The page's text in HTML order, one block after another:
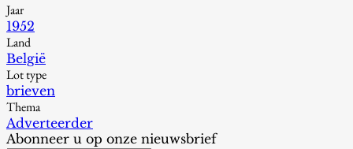
Jaar
1952
Land
België
Lot type
brieven
Thema
Adverteerder
Abonneer u op onze nieuwsbrief